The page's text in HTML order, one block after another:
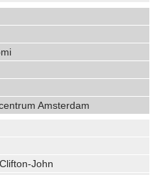
Amsterdam
John